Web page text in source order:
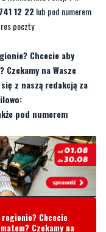
Chcecie aby
na Wasze
z naszą redakcją za
pod numerem
Chcecie
Czekamy na
się z naszą
pod numerem